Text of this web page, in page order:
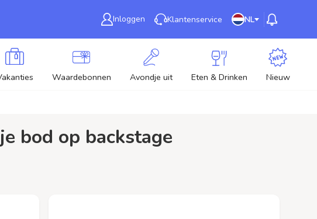
Inloggen Klantenservice NL
Waardebonnen Avondje uit Eten & Drinken Nieuw